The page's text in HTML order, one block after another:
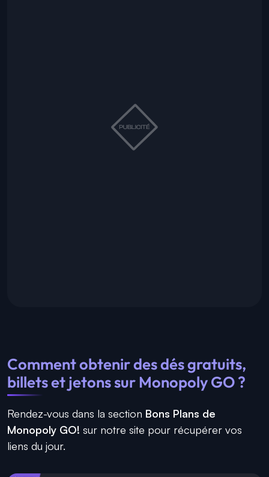
Comment obtenir des dés gratuits,
billets et jetons sur Monopoly GO ?
Rendez-vous dans la section Bons Plans de
Monopoly GO! sur notre site pour récupérer vos
liens du jour.